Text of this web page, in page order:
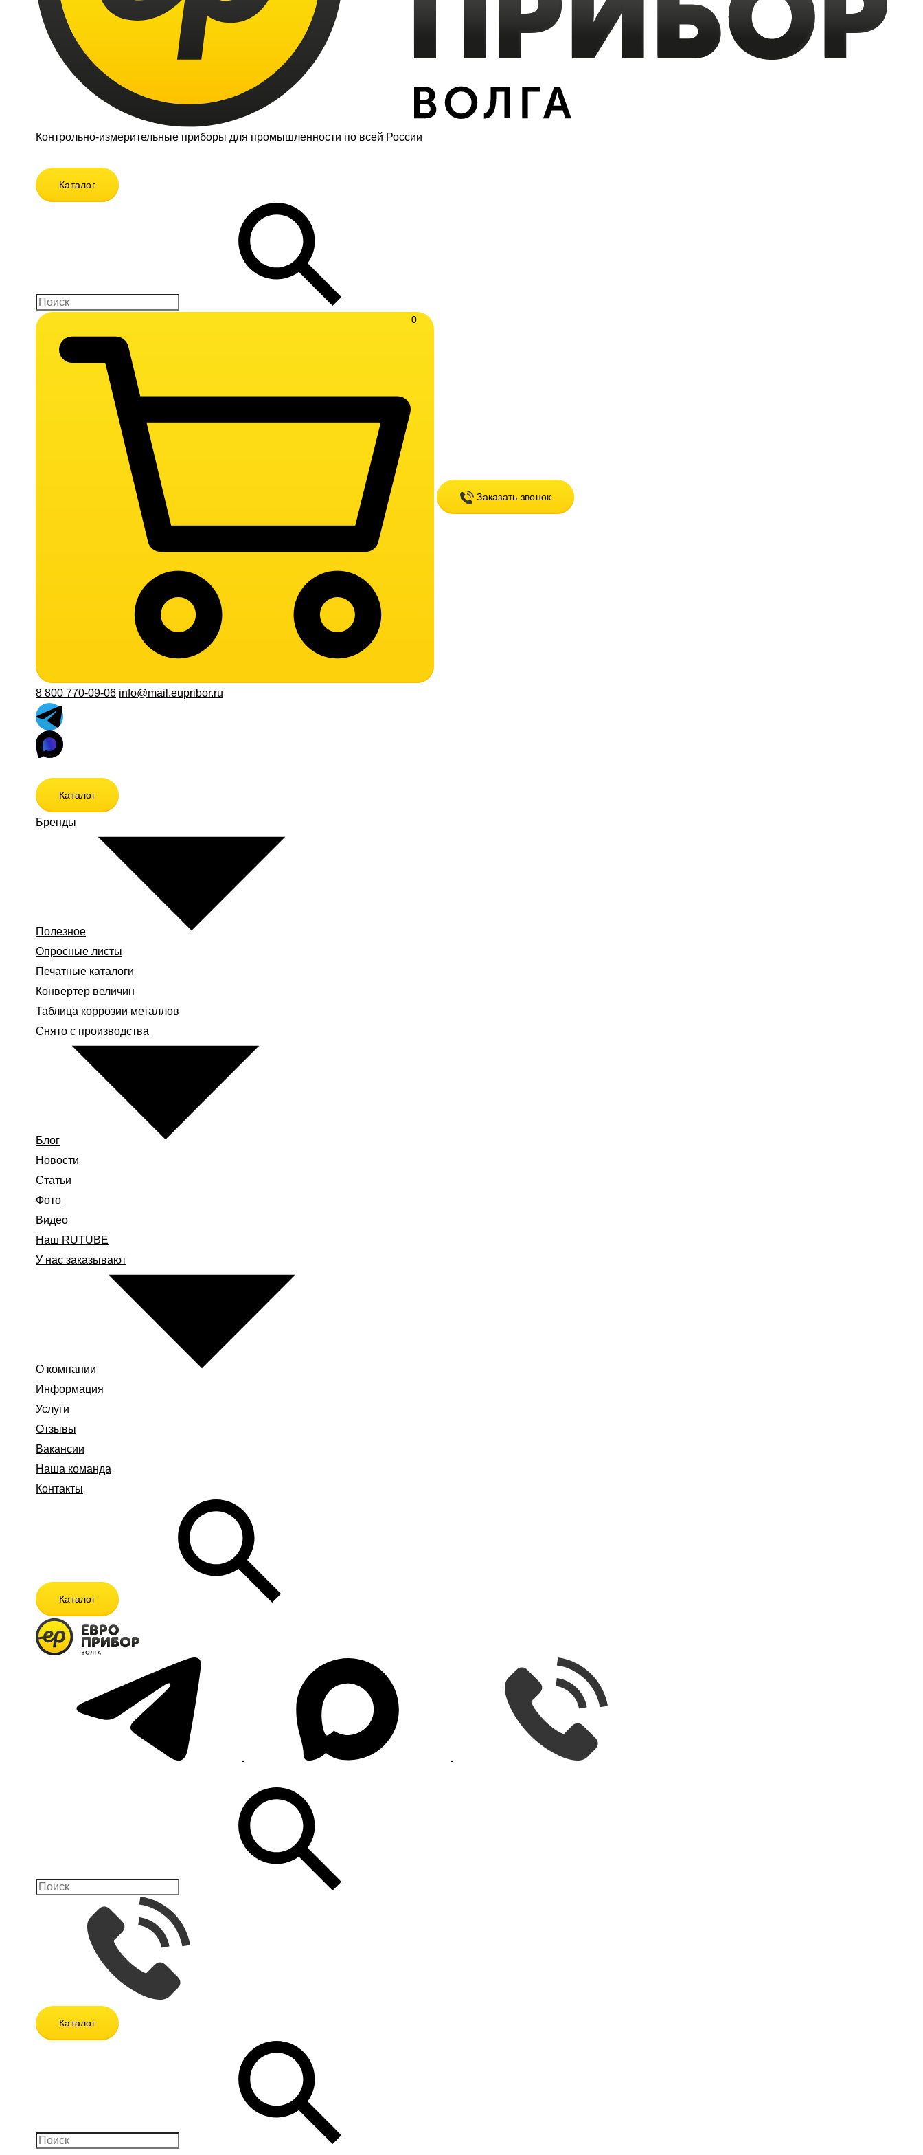
Контрольно-измерительные приборы для промышленности по всей России
Каталог
0
Заказать звонок
8 800 770-09-06 info@mail.eupribor.ru
Каталог
Бренды
Полезное
Опросные листы
Печатные каталоги
Конвертер величин
Таблица коррозии металлов
Снято с производства
Блог
Новости
Статьи
Фото
Видео
Наш RUTUBE
У нас заказывают
О компании
Информация
Услуги
Отзывы
Вакансии
Наша команда
Контакты
Каталог
Каталог